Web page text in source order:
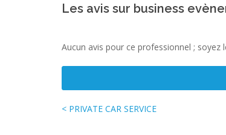
Les avis sur business
Aucun avis pour ce professionnel ; soyez
< PRIVATE CAR SERVICE